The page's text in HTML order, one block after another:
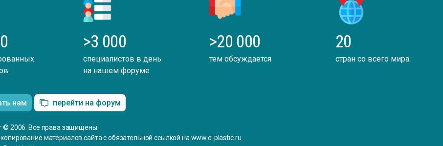
>3 000
специалистов в день
на нашем форуме
>20 000
тем обсуждается
20
стран со всего мира
нам перейти на форум
© 2006. Все права защищены
материалов сайта с обязательной ссылкой на www.e-plastic.ru